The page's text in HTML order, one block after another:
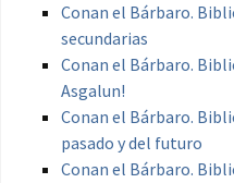
Conan el Bárbaro.
secundarias
Conan el Bárbaro.
Asgalun!
Conan el Bárbaro.
pasado y del futuro
Conan el Bárbaro.